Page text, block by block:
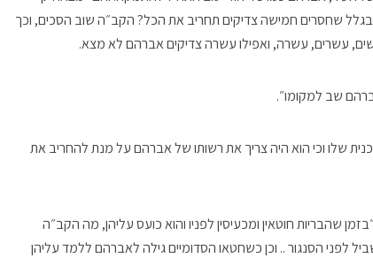
שחסרים חמישה צדיקים תחריב את הכל? הקב״ה שוב הסכים, וכך
עשרים, עשרה, ואפילו עשרה צדיקים אברהם לא מצא.
שב למקומו״.
שלו וכי הוא היה צריך את רשותו של אברהם על מנת להחריב את
שהבריות חוטאין ומכעיסין לפניו והוא כועס עליהן, מה הקב״ה
לפני הסנגור .. וכן כשחטאו הסדומיים גילה לאברהם ללמד עליהן